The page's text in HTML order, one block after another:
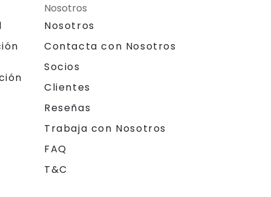
Nosotros
Nosotros
Contacta con Nosotros
Socios
Clientes
Reseñas
Trabaja con Nosotros
FAQ
T&C